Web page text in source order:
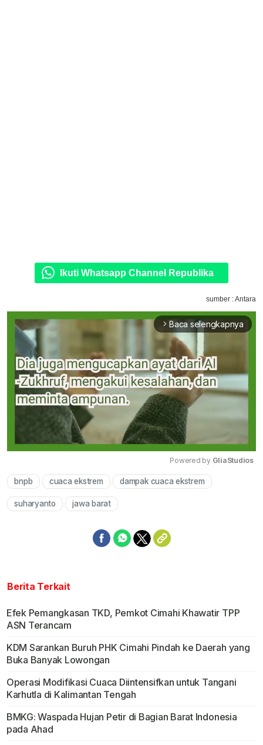
Ikuti Whatsapp Channel Republika
sumber : Antara
arrow_forward_ios Baca selengkapnya
Powered by GliaStudios
bnpb cuaca ekstrem dampak cuaca ekstrem
suharyanto jawa barat
Berita Terkait
Efek Pemangkasan TKD, Pemkot Cimahi Khawatir TPP
ASN Terancam
KDM Sarankan Buruh PHK Cimahi Pindah ke Daerah yang
Buka Banyak Lowongan
Operasi Modifikasi Cuaca Diintensifkan untuk Tangani
Karhutla di Kalimantan Tengah
BMKG: Waspada Hujan Petir di Bagian Barat Indonesia
pada Ahad